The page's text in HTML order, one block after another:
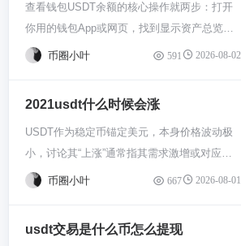
资金试试水，熟悉了流程再考虑别的。行情波
动大，下单前再三确认价格和数量，手别抖。
最安全的。交易所毕竟不是自家保险柜，大额
资产建议转到自己掌控私钥的钱包。提现时填
上你的BTC钱包地址，再确认网络和手续费。
的费率。整个过程核心就这几步：充币、兑
就跑到陌生人兜里了，谁都帮你要不回来。有
些钱包支持扫描二维码，用这个更保险。记牢
了，在币圈，任何让你私下发地址、私钥或者
支付矿工费了。填好金额，系统会告诉你需要
工帮你打包确认交易的辛苦钱，不是平台收
的。通常波场TRC20链的费最便宜，到账也
快，几块钱人民币就够了；以太坊ERC20链的
切都检查好，地址对、链对、金额对，那就大
刚成立的小平台最好先观望。 具体操作起来其
实比想象中简单。连上你的加密钱包，找到平
台的质押页面，输入你想质押的USDT数量。
定要逐字看完条款再点确认。链上交易需要支
操作。成功后会收到质押凭证，后续收益通常
会实时显示在你的账户里。 别光盯着高收益数
字，风险意识必须有。智能合约可能有漏洞，
你的本金安全。最稳妥的做法是把资金分散到
所，像Binance、ok交易所、Kraken这些在全
球都有业务的平台都行。直接用浏览器搜这些
名字，进去就是注册账号，邮箱手机号都填
啥的，配合扫个脸。别嫌麻烦，这步能过滤很
多骗子平台，保护你自个儿的资金安全。认证
一般等个几小时或者一两天就能通过。 认证完
了就该存钱了。在平台里找“买币”、“法币入
行卡（Visa/Mastercard）刷卡买，不过可能会
查看钱包USDT余额的核心操作就两步：打开
你用的钱包App或网页，找到显示资产总览或
对应币种的页面，数字就在那儿。如果是链上
的方法，就是你用的那个钱包软件。不管是手
机上的imToken、Trust Wallet，还是电脑端的
MetaMask，你打开App第一眼看到的那个总资
产页面，通常就叫“资产”或者“钱包”。你往下扒
框输入“USDT”更快，这跟你平时找手机App一
币圈小叶 591 2026-08-02
2021usdt什么时候会涨
USDT作为稳定币锚定美元，本身价格波动极
小，讨论其“上涨”通常指其需求激增或对应美
元溢价。USDT的溢价往往在市场剧烈波动、
加密市场，其价格多次出现显著正溢价。关注
币圈小叶 667 2026-08-01
usdt交易是什么币怎么提现